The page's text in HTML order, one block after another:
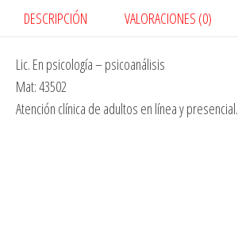
DESCRIPCIÓN VALORACIONES (0)
Lic. En psicología – psicoanálisis
Mat: 43502
Atención clínica de adultos en línea y presencial.